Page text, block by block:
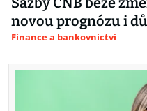
novou prognózu i
Finance a bankovnictví